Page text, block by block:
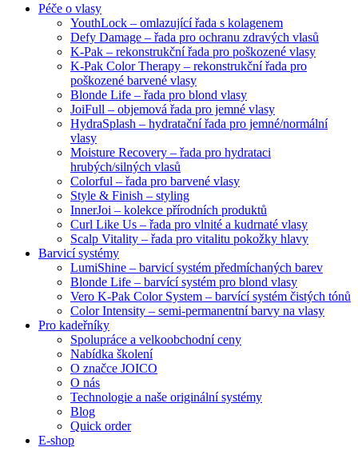
Péče o vlasy
YouthLock – omlazující řada s kolagenem
Defy Damage – řada pro ochranu zdravých vlasů
K-Pak – rekonstrukční řada pro poškozené vlasy
K-Pak Color Therapy – rekonstrukční řada pro
poškozené barvené vlasy
Blonde Life – řada pro blond vlasy
JoiFull – objemová řada pro jemné vlasy
HydraSplash – hydratační řada pro jemné/normální
vlasy
Moisture Recovery – řada pro hydrataci
hrubých/silných vlasů
Colorful – řada pro barvené vlasy
Style & Finish – styling
InnerJoi – kolekce přírodních produktů
Curl Like Us – řada pro vlnité a kudrnaté vlasy
Scalp Vitality – řada pro vitalitu pokožky hlavy
Barvicí systémy
LumiShine – barvicí systém předmíchaných barev
Blonde Life – barvící systém pro blond vlasy
Vero K-Pak Color System – barvící systém čistých tónů
Color Intensity – semi-permanentní barvy na vlasy
Pro kadeřníky
Spolupráce a velkoobchodní ceny
Nabídka školení
O značce JOICO
O nás
Technologie a naše originální systémy
Blog
Quick order
E-shop